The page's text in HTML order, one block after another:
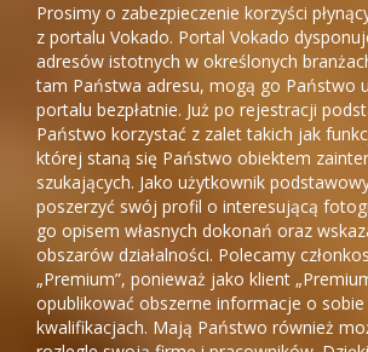
Prosimy o zabezpieczenie korzyści
z portalu Vokado. Portal Vokado
adresów istotnych w określonych
tam Państwa adresu, mogą go Państwo
portalu bezpłatnie. Już po rejestracji
Państwo korzystać z zalet takich jak
której staną się Państwo obiektem
szukających. Jako użytkownik
poszerzyć swój profil o interesującą
go opisem własnych dokonań oraz
obszarów działalności. Polecamy
„Premium”, ponieważ jako klient
opublikować obszerne informacje o sobie
kwalifikacjach. Mają Państwo również